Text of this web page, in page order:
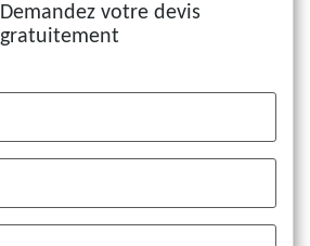
Demandez votre devis
gratuitement